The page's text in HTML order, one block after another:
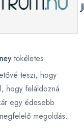
tökéletes
teszi, hogy
hogy feláldozná
egy édesebb
megoldás.